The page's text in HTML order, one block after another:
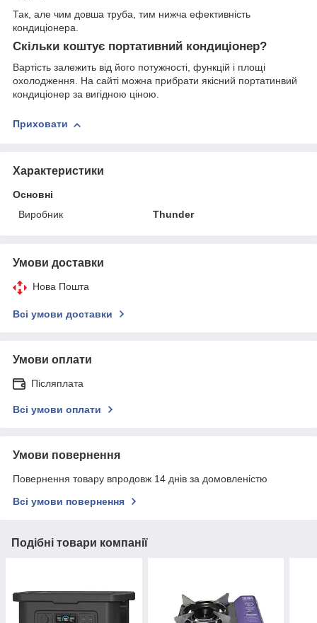
Так, але чим довша труба, тим нижча ефективність
кондиціонера.
Скільки коштує портативний кондиціонер?
Вартість залежить від його потужності, функцій і площі
охолодження. На сайті можна прибрати якісний портатинвий
кондиціонер за вигідною ціною.
Приховати
Характеристики
Основні
Виробник
Thunder
Умови доставки
Нова Пошта
Всі умови доставки
Умови оплати
Післяплата
Всі умови оплати
Умови повернення
Повернення товару впродовж 14 днів за домовленістю
Всі умови повернення
Подібні товари компанії